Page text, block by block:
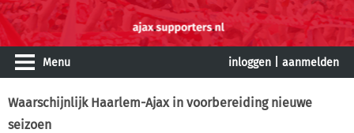
Menu inloggen aanmelden
Waarschijnlijk Haarlem-Ajax in voorbereiding nieuwe
seizoen